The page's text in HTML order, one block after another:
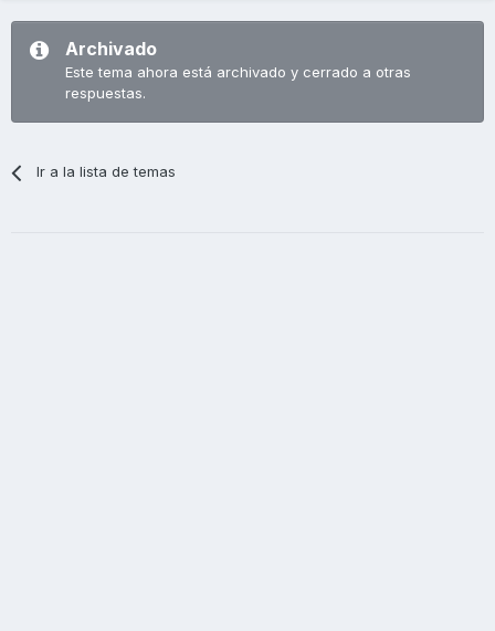
Archivado
Este tema ahora está archivado y cerrado a otras
respuestas.
Ir a la lista de temas